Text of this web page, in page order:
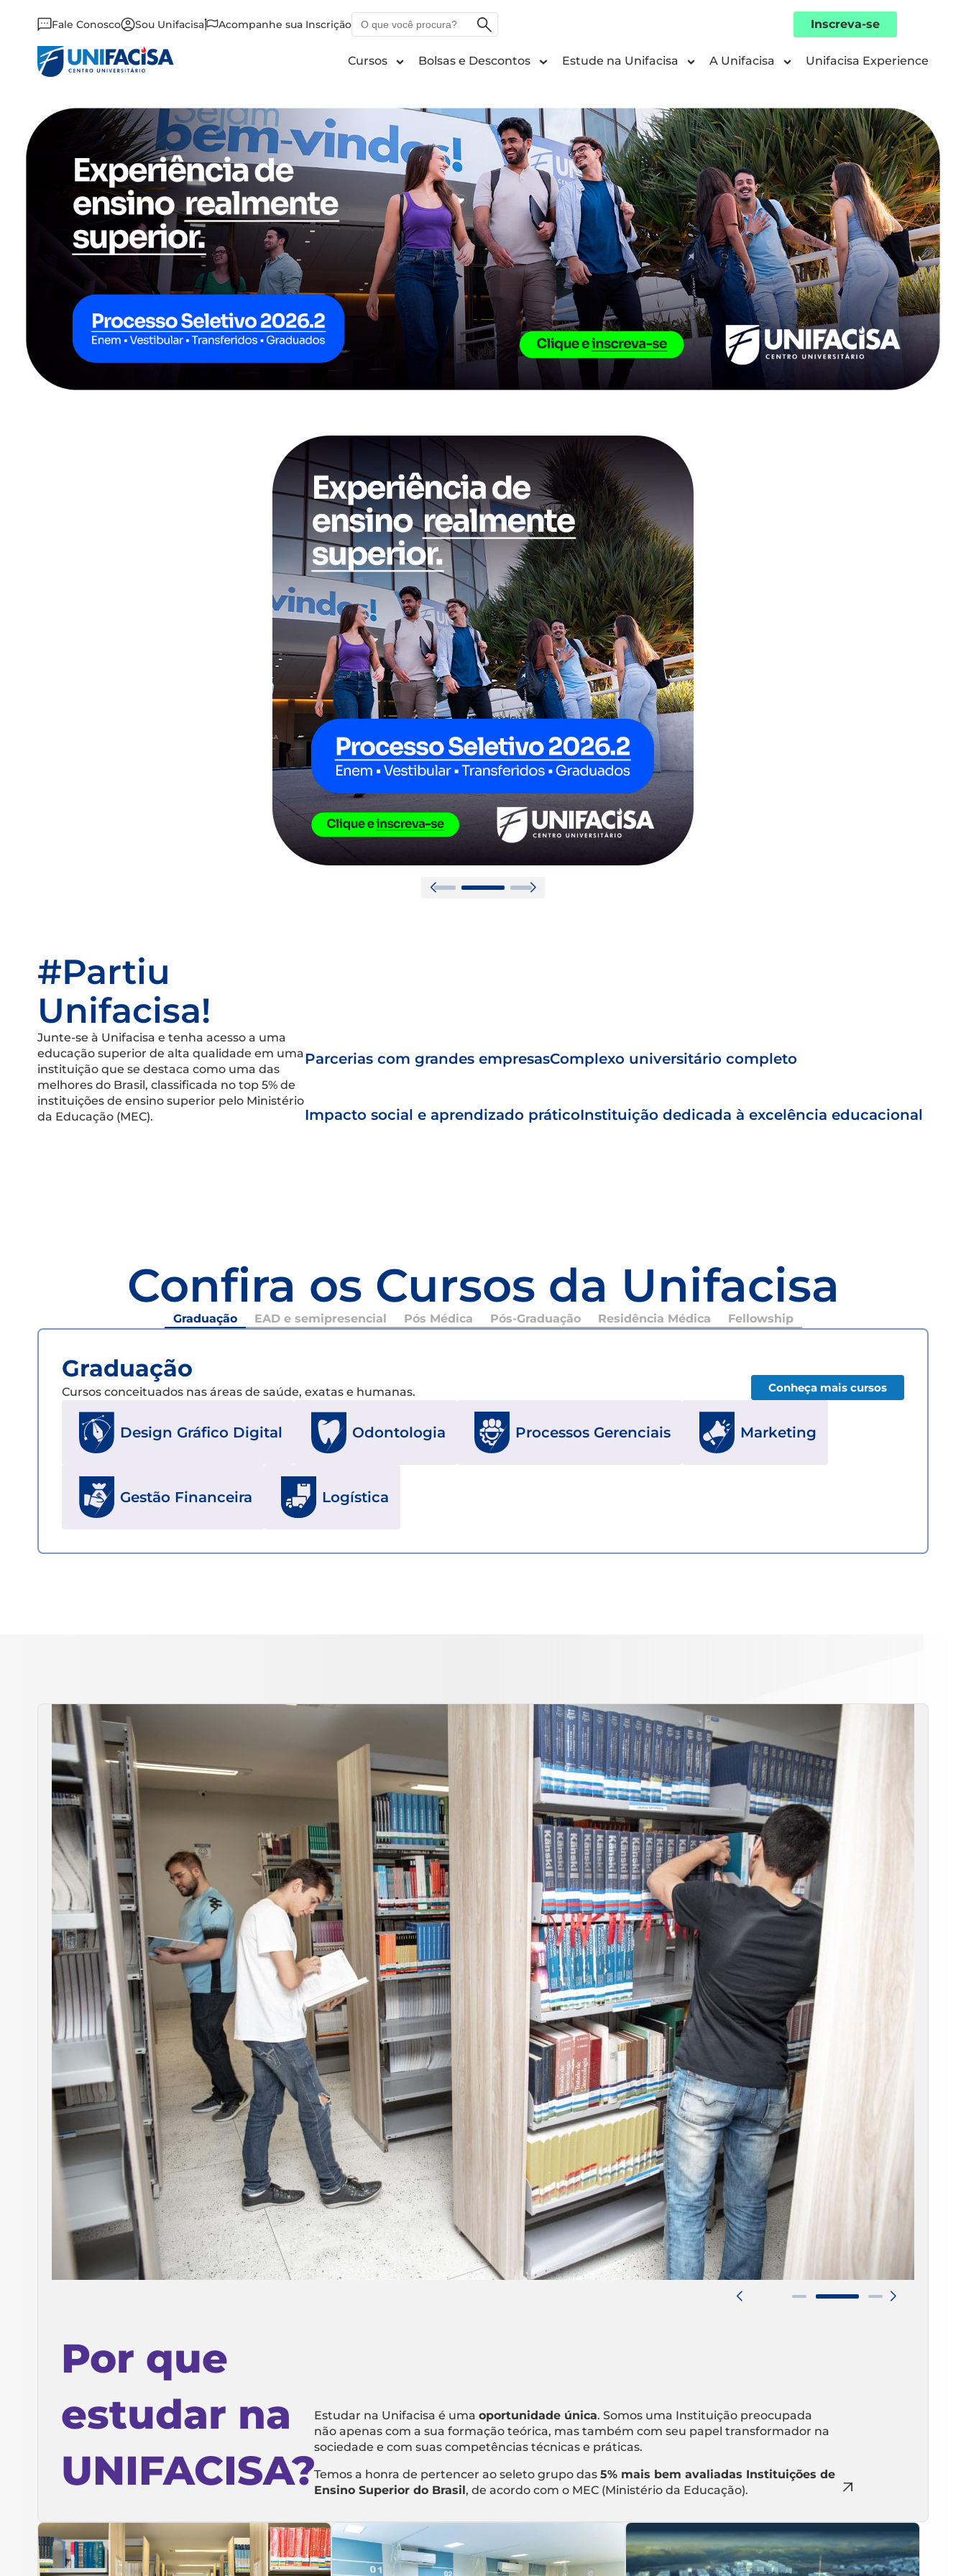
Fale Conosco Sou Unifacisa Acompanhe sua Inscrição
que
procura?
Inscreva-se
Cursos Bolsas e Descontos Estude na Unifacisa A Unifacisa Unifacisa Experience
#Partiu
Unifacisa!
Junte-se à Unifacisa e tenha acesso a uma
educação superior de alta qualidade em uma
instituição que se destaca como uma das
melhores do Brasil, classificada no top 5% de
instituições de ensino superior pelo Ministério
da Educação (MEC).
Parcerias com grandes empresasComplexo universitário completo
Impacto social e aprendizado práticoInstituição dedicada à excelência educacional
Confira os Cursos da Unifacisa
Graduação EAD e semipresencial Pós Médica Pós-Graduação Residência Médica Fellowship
Graduação
Cursos conceituados nas áreas de saúde, exatas e humanas. Conheça mais cursos
Design Gráfico Digital Odontologia Processos Gerenciais Marketing
Gestão Financeira Logística
Por que
estudar na
UNIFACISA?
Estudar na Unifacisa é umaoportunidade única. Somos uma Instituição preocupada
não apenas com a sua formação teórica, mas também com seu papel transformador na
sociedade e com suas competências técnicas e práticas.
Temos a honra de pertencer ao seleto grupo das5% mais bem avaliadas Instituições de
Ensino Superior do Brasil, de acordo com o MEC (Ministério da Educação).